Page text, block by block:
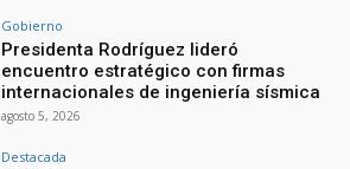
Gobierno
Presidenta Rodríguez lideró
encuentro estratégico con firmas
internacionales de ingeniería sísmica
agosto 5, 2026
Destacada